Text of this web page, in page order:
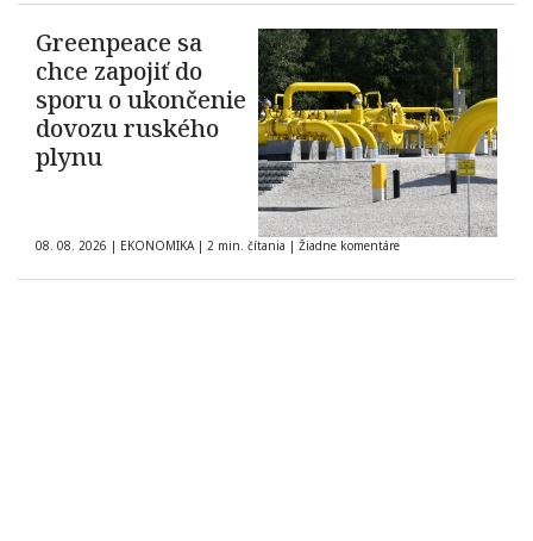
Greenpeace sa
chce zapojiť do
sporu o ukončenie
dovozu ruského
plynu
08. 08. 2026 | EKONOMIKA | 2 min. čítania | Žiadne komentáre